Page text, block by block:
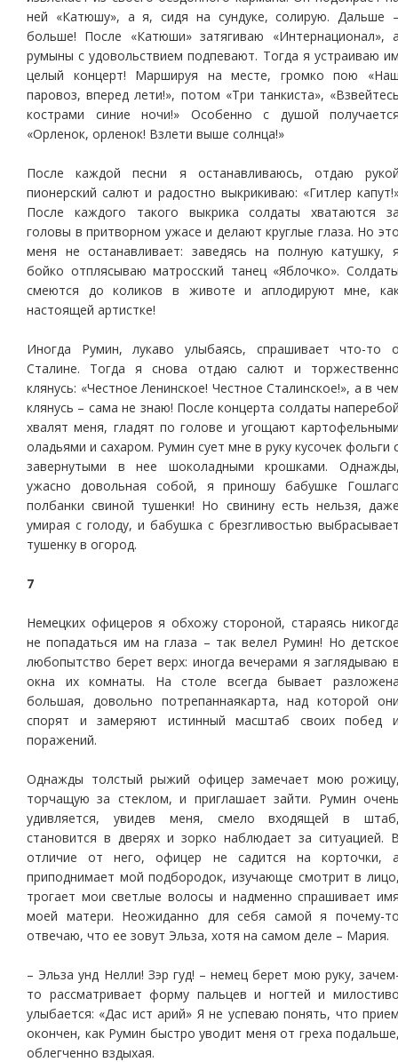
ней «Катюшу», а я, сидя на сундуке, солирую. Дальше
больше! После «Катюши» затягиваю «Интернационал»,
румыны с удовольствием подпевают. Тогда я устраиваю
целый концерт! Маршируя на месте, громко пою
паровоз, вперед лети!», потом «Три танкиста»,
кострами синие ночи!» Особенно с душой
«Орленок, орленок! Взлети выше солнца!»
После каждой песни я останавливаюсь, отдаю
пионерский салют и радостно выкрикиваю: «Гитлер
После каждого такого выкрика солдаты хватаются
головы в притворном ужасе и делают круглые глаза. Но
меня не останавливает: заведясь на полную катушку,
бойко отплясываю матросский танец «Яблочко».
смеются до коликов в животе и аплодируют мне,
настоящей артистке!
Иногда Румин, лукаво улыбаясь, спрашивает что-то
Сталине. Тогда я снова отдаю салют и
клянусь: «Честное Ленинское! Честное Сталинское!», а в
клянусь – сама не знаю! После концерта солдаты
хвалят меня, гладят по голове и угощают
оладьями и сахаром. Румин сует мне в руку кусочек фольги
завернутыми в нее шоколадными крошками.
ужасно довольная собой, я приношу бабушке
полбанки свиной тушенки! Но свинину есть нельзя,
умирая с голоду, и бабушка с брезгливостью
тушенку в огород.
7
Немецких офицеров я обхожу стороной, стараясь
не попадаться им на глаза – так велел Румин! Но
любопытство берет верх: иногда вечерами я заглядываю
окна их комнаты. На столе всегда бывает
большая, довольно потрепаннаякарта, над которой
спорят и замеряют истинный масштаб своих побед
поражений.
Однажды толстый рыжий офицер замечает мою
торчащую за стеклом, и приглашает зайти. Румин
удивляется, увидев меня, смело входящей в
становится в дверях и зорко наблюдает за ситуацией.
отличие от него, офицер не садится на корточки,
приподнимает мой подбородок, изучающе смотрит в
трогает мои светлые волосы и надменно спрашивает
моей матери. Неожиданно для себя самой я почему-
отвечаю, что ее зовут Эльза, хотя на самом деле – Мария.
– Эльза унд Нелли! Зэр гуд! – немец берет мою руку,
то рассматривает форму пальцев и ногтей и
улыбается: «Дас ист арий» Я не успеваю понять, что
окончен, как Румин быстро уводит меня от греха
облегченно вздыхая.